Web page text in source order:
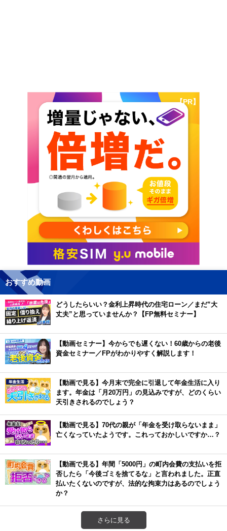
【PR】
おすすめ動画
どうしたらいい？金利上昇時代の住宅ローン／まだ”大
丈夫”と思っていませんか？【FP無料セミナー】
【動画セミナー】今からでも遅くない！60歳からの老後
資金セミナー／FPがわかりやすく解説します！
【動画で見る】今月末で完全に引退して年金生活に入り
ます。年金は「月20万円」の見込みですが、どのくらい
天引きされるのでしょう？
【動画で見る】70代の親が「年金を受け取らないまま」
亡くなっていたようです。これっておかしいですか…？
【動画で見る】年間「5000円」の町内会費の支払いを拒
否したら「今後ゴミを捨てるな」と言われました。正直
払いたくないのですが、法的な拘束力はあるのでしょう
か？
さらに見る